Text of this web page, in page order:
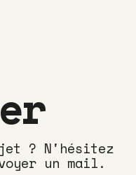
? N'hésitez
un mail.